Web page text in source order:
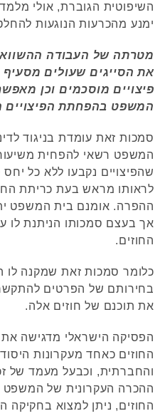
השיפוטית הגוברת, אולי
ימנע מהכרעות הנוגעות
מטרתה של העבודה
פיצויים מוסכמים וכן
המשפט בהפחתת הפיצויים
סמכות זאת עומדת בניגוד
המשפט רשאי להפחית
שהפיצויים נקבעו ללא כל יחס
לראותו מראש בעת כריתת
ההפרה. אומנם בית המשפט
אך בעצם סמכותו הניתנת לו
החוזים.
כלומר סמכות זאת שמקנה לו
בחירותם של הפרטים
את תוכנם של חוזים אלה.
הפסיקה הישראלי מדגישה את
החוזים כאחד מעקרונות
והחברתית, וכבעל מעמד של
ההכרה העקרונית של המשפט
החוזים, ניתן למצוא בחקיקה